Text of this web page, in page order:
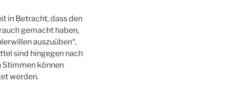
in Betracht, dass den
gemacht haben,
auszuüben“,
sind hingegen nach
Stimmen können
werden.